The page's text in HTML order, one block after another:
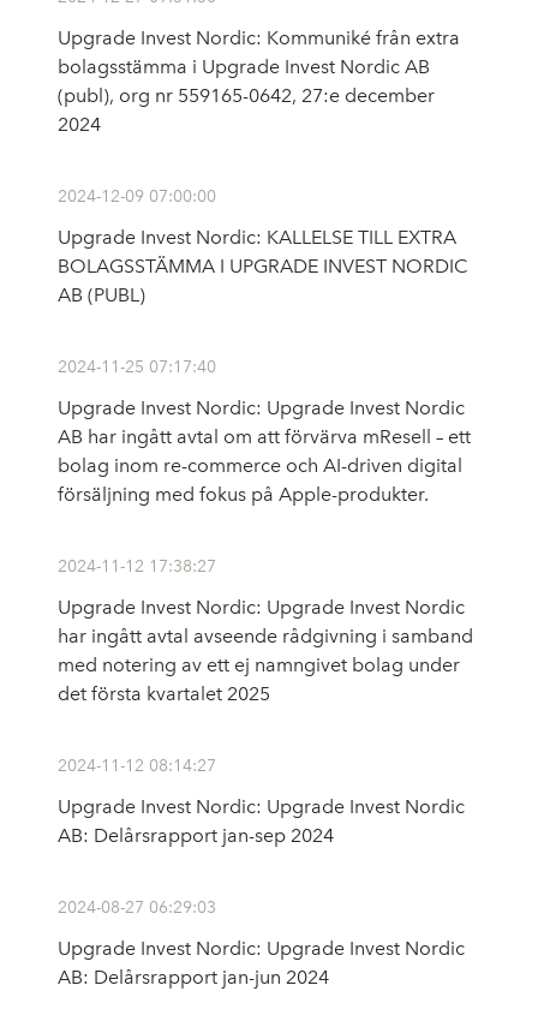
Upgrade Invest Nordic: Kommuniké från extra
bolagsstämma i Upgrade Invest Nordic AB
(publ), org nr 559165-0642, 27:e december
2024
2024-12-09 07:00:00
Upgrade Invest Nordic: KALLELSE TILL EXTRA
BOLAGSSTÄMMA I UPGRADE INVEST NORDIC
AB (PUBL)
2024-11-25 07:17:40
Upgrade Invest Nordic: Upgrade Invest Nordic
AB har ingått avtal om att förvärva mResell – ett
bolag inom re-commerce och AI-driven digital
försäljning med fokus på Apple-produkter.
2024-11-12 17:38:27
Upgrade Invest Nordic: Upgrade Invest Nordic
har ingått avtal avseende rådgivning i samband
med notering av ett ej namngivet bolag under
det första kvartalet 2025
2024-11-12 08:14:27
Upgrade Invest Nordic: Upgrade Invest Nordic
AB: Delårsrapport jan-sep 2024
2024-08-27 06:29:03
Upgrade Invest Nordic: Upgrade Invest Nordic
AB: Delårsrapport jan-jun 2024